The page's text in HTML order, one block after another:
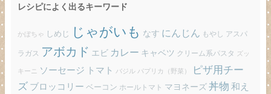
レシピによく出るキーワード
かぼちゃ しめじ じゃがいも なす にんじん もやし アスパ
ラガス アボカド エビ カレー キャベツ クリーム系パスタ ズッ
キーニ ソーセージ トマト バジル パプリカ（野菜）
ピザ用チー
ズ ブロッコリー ベーコン ホールトマト マヨネーズ丼物 和え